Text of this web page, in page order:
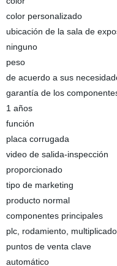
color personalizado
ubicación de la sala de
ninguno
peso
de acuerdo a sus
garantía de los
1 años
función
placa corrugada
video de salida-inspección
proporcionado
tipo de marketing
producto normal
componentes principales
plc, rodamiento,
puntos de venta clave
automático